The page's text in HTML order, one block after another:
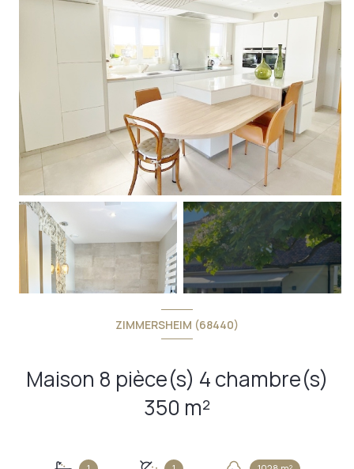
ZIMMERSHEIM (68440)
Maison 8 pièce(s) 4 chambre(s)
350 m²